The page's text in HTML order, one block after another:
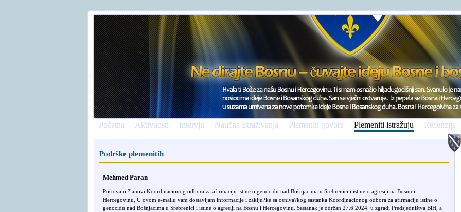
Početna Aktivnosti Intervju Naučna istraživanja Plemeniti govore Plemeniti istražuju Recenzije
Podrške plemenitih
Mehmed Paran
Poštovani ?lanovi Koordinacionog odbora za afirmaciju istine o genocidu nad Bošnjacima u Srebrenici i istine o agresiji na Bosnu i
Hercegovinu, U ovom e-mailu vam dostavljam informacije i zaklju?ke sa osniva?kog sastanka Koordinacionog odbora za afirmaciju istine o
genocidu nad Bošnjacima u Srebrenici i istine o agresiji na Bosnu i Hercegovinu. Sastanak je održan 27.6.2024. u zgradi Predsjedništva BiH, a